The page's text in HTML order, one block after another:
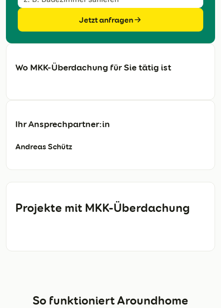
Projekte mit MKK-Überdachung
Jetzt anfragen
Wo MKK-Überdachung für Sie tätig ist
Ihr Ansprechpartner:in
Andreas Schütz
So funktioniert Aroundhome